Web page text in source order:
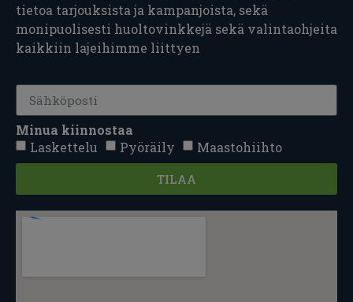
tietoa tarjouksista ja kampanjoista, sekä
monipuolisesti huoltovinkkejä sekä valintaohjeita
kaikkiin lajeihimme liittyen
Minua kiinnostaa
Laskettelu
Pyöräily Maastohiihto
TILAA